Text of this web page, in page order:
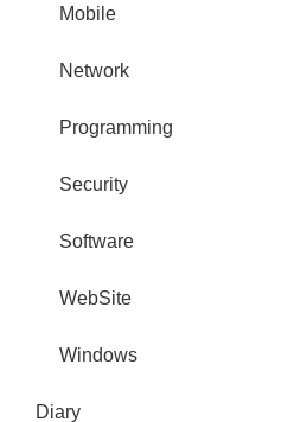
Mobile
Network
Programming
Security
Software
WebSite
Windows
Diary